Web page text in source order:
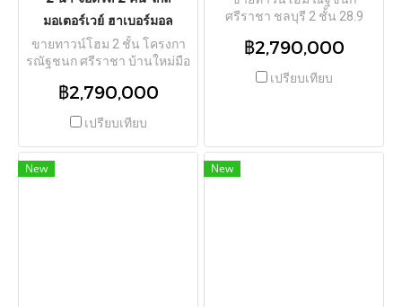
มอเตอร์เวย์ ฮาเบอร์มอล
ขายทาวน์โฮม 2 ชั้น โครงกา
รณัฐชนก ศรีราชา บ้านใหม่มือ
2 น้ำ จอดรถ 2 คัน ใกล้
2.79 ล้าน TPI-3183
฿2,790,000
เปรียบเทียบ
ศรีราชา ชลบุรี 2 ชั้น 28.9
จอดรถ 2 คัน บ้านใหม่มือ 1
ฉบัง EEC TPI-3182
฿2,790,000
เปรียบเทียบ
New New